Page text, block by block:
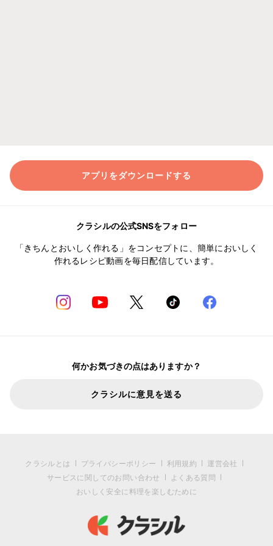
アプリをダウンロードする
クラシルの公式SNSをフォロー
「きちんとおいしく作れる」をコンセプトに、簡単においしく
作れるレシピ動画を毎日配信しています。
何かお気づきの点はありますか？
クラシルに意見を送る
クラシルとは プライバシーポリシー 利用規約
運営会社
サービスに関してのお問い合わせ
よくある質問
おいしく安全に料理を楽しむために